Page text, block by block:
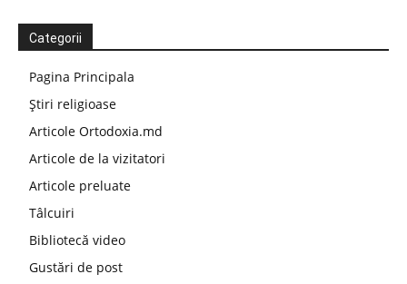
Categorii
Pagina Principala
Știri religioase
Articole Ortodoxia.md
Articole de la vizitatori
Articole preluate
Tâlcuiri
Bibliotecă video
Gustări de post